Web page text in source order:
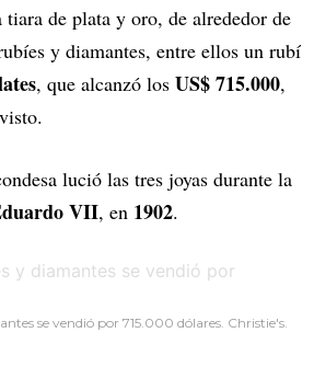
tiara de plata y oro, de alrededor de
y diamantes, entre ellos un rubí
, que alcanzó los US$ 715.000,
lució las tres joyas durante la
VII, en 1902.
se vendió por 715.000 dólares. Christie's.